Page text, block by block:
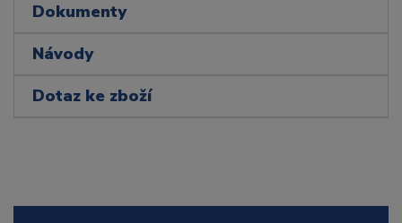
Dokumenty
Návody
Dotaz ke zboží